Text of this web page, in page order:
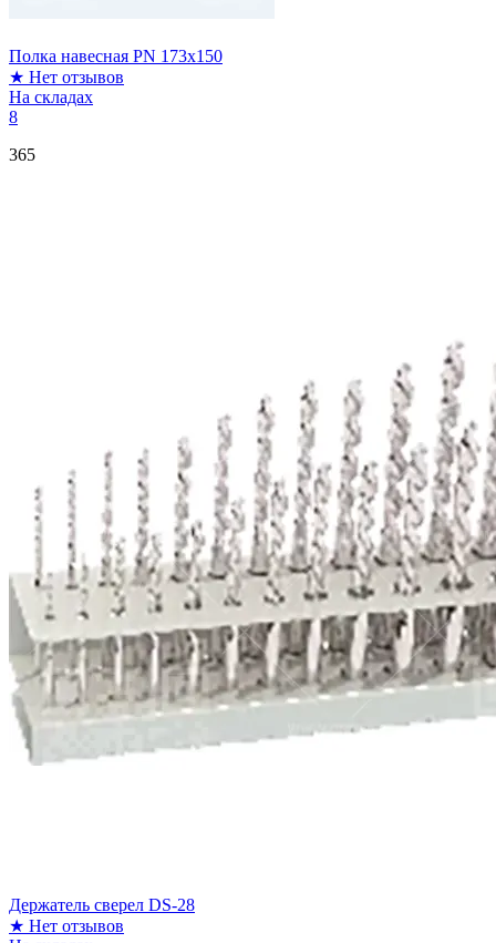
Полка навесная PN 173x150
★ Нет отзывов
На складах
8
365
Держатель сверел DS-28
★ Нет отзывов